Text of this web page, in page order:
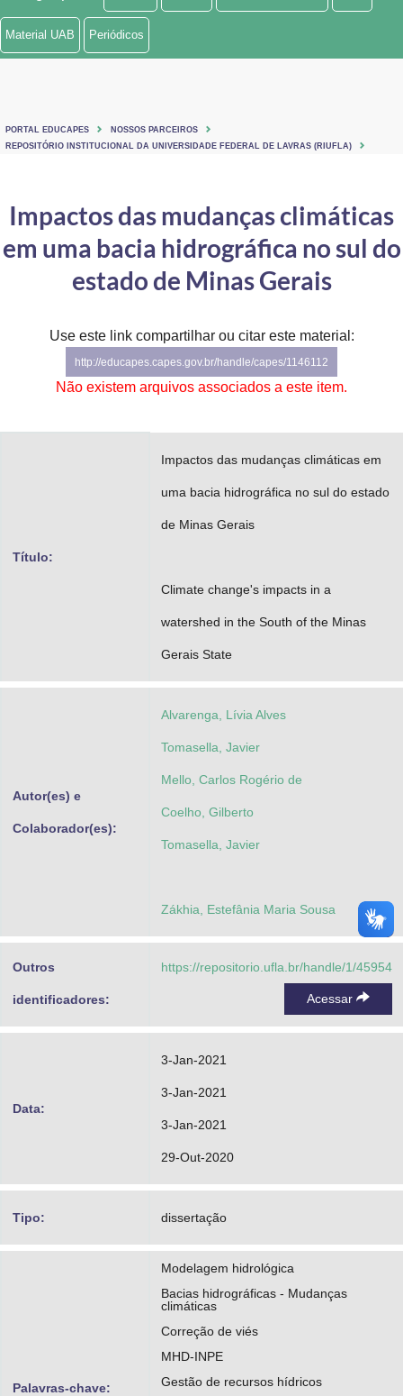
Ministério de Minas e Energia
Ministério do Turismo
Controladoria-Geral da União
Ministério da Mulher, da Família e dos Direitos Humanos
Secretaria de Governo
Gabinete de Segurança Institucional
Material UAB Periódicos
PORTAL EDUCAPES
NOSSOS PARCEIROS
REPOSITÓRIO INSTITUCIONAL DA UNIVERSIDADE FEDERAL DE LAVRAS (RIUFLA)
Impactos das mudanças climáticas
em uma bacia hidrográfica no sul do
estado de Minas Gerais
Use este link compartilhar ou citar este material:
http://educapes.capes.gov.br/handle/capes/1146112
Não existem arquivos associados a este item.
Título:
Impactos das mudanças climáticas em
uma bacia hidrográfica no sul do estado
de Minas Gerais
Climate change's impacts in a
watershed in the South of the Minas
Gerais State
Autor(es) e
Colaborador(es):
Alvarenga, Lívia Alves
Tomasella, Javier
Mello, Carlos Rogério de
Coelho, Gilberto
Tomasella, Javier
Zákhia, Estefânia Maria Sousa
Outros
identificadores:
https://repositorio.ufla.br/handle/1/45954
Acessar
Data:
3-Jan-2021
3-Jan-2021
3-Jan-2021
29-Out-2020
Tipo: dissertação
Palavras-chave:
Modelagem hidrológica
Bacias hidrográficas - Mudanças
climáticas
Correção de viés
MHD-INPE
Gestão de recursos hídricos